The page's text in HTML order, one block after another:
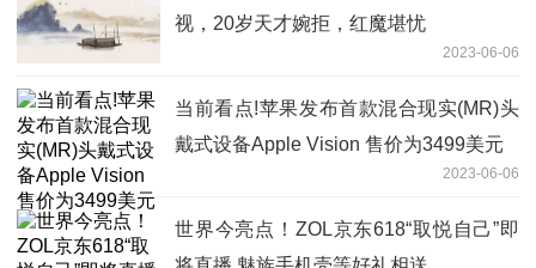
视，20岁天才婉拒，红魔堪忧
2023-06-06
当前看点!​苹果发布首款混合现实(MR)头
戴式设备Apple Vision 售价为3499美元
2023-06-06
世界今亮点！ZOL京东618“取悦自己”即